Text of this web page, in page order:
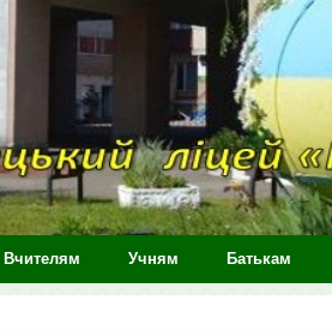
Вчителям Учням Батькам